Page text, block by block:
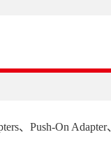
、Push-On